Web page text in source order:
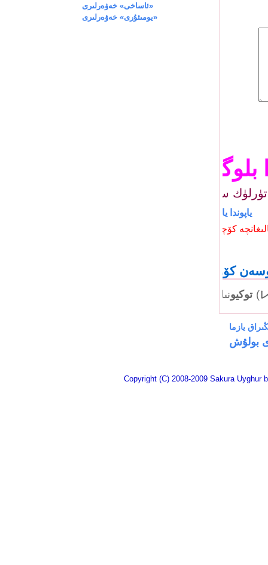
يازما
بولۇش
«ئاساخى» خەۋەرلىرى
«يومىئۇرى» خەۋەرلىرى